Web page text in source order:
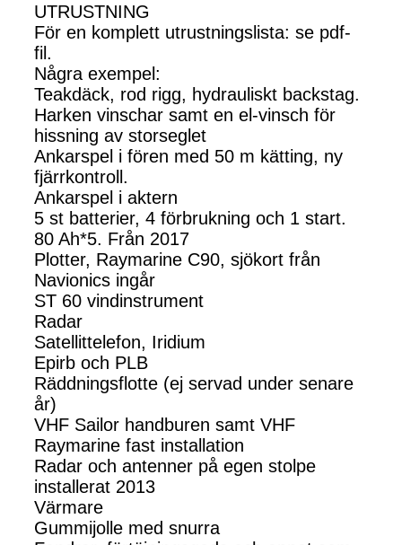
UTRUSTNING
För en komplett utrustningslista: se pdf-
fil.
Några exempel:
Teakdäck, rod rigg, hydrauliskt backstag.
Harken vinschar samt en el-vinsch för
hissning av storseglet
Ankarspel i fören med 50 m kätting, ny
fjärrkontroll.
Ankarspel i aktern
5 st batterier, 4 förbrukning och 1 start.
80 Ah*5. Från 2017
Plotter, Raymarine C90, sjökort från
Navionics ingår
ST 60 vindinstrument
Radar
Satellittelefon, Iridium
Epirb och PLB
Räddningsflotte (ej servad under senare
år)
VHF Sailor handburen samt VHF
Raymarine fast installation
Radar och antenner på egen stolpe
installerat 2013
Värmare
Gummijolle med snurra